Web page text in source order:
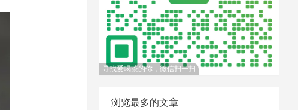
寻找爱喝茶的你，微信扫一扫
浏览最多的文章